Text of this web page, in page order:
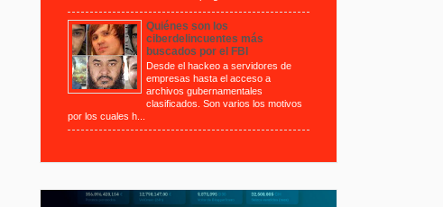
Quiénes son los
ciberdelincuentes más
buscados por el FBI
Desde el hackeo a servidores de
empresas hasta el acceso a
archivos gubernamentales
clasificados. Son varios los motivos
por los cuales h...